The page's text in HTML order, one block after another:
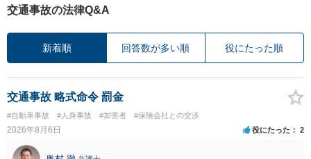
交通事故の法律Q&A
新着順 回答数が多い順 役にたった順
交通事故 略式命令 罰金
#自動車事故 #人身事故 #加害者 #保険会社との交渉
2026年8月6日 役にたった 2